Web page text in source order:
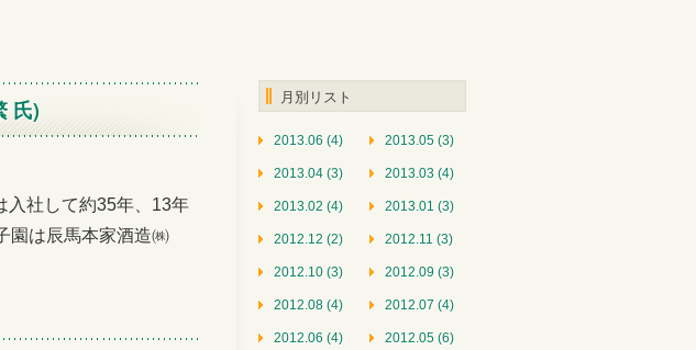
氏)
社して約35年、13年
園は辰馬本家酒造㈱
月別リスト
2013.06 (4) 2013.05 (3)
2013.04 (3) 2013.03 (4)
2013.02 (4) 2013.01 (3)
2012.12 (2) 2012.11 (3)
2012.10 (3) 2012.09 (3)
2012.08 (4) 2012.07 (4)
2012.06 (4) 2012.05 (6)